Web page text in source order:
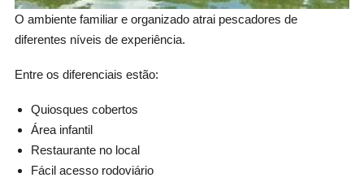
O ambiente familiar e organizado atrai pescadores de
diferentes níveis de experiência.
Entre os diferenciais estão:
Quiosques cobertos
Área infantil
Restaurante no local
Fácil acesso rodoviário